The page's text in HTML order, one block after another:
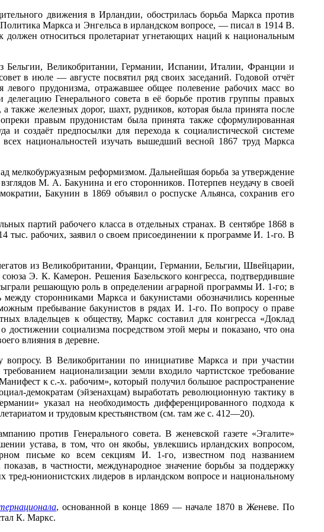
движения в Ирландии, обострилась борьба Маркса против
Маркса и Энгельса в ирландском вопросе, — писал в 1914 В.
относиться пролетариат угнетающих наций к национальным
Бельгии, Великобритании, Германии, Испании, Италии, Франции и
в июле — августе посвятил ряд своих заседаний. Годовой отчёт
прудонизма, отражавшее общее полевение рабочих масс во
Генерального совета в её борьбе против группы правых
железных дорог, шахт, рудников, которая была принята после
правым прудонистам была принята также сформулированная
и создаёт предпосылки для перехода к социалистической системе
национальностей изучать вышедший весной 1867 труд Маркса
мелкобуржуазным реформизмом. Дальнейшая борьба за утверждение
М. А. Бакунина и его сторонников. Потерпев неудачу в своей
Бакунин в 1869 объявил о роспуске Альянса, сохранив его
партий рабочего класса в отдельных странах. В сентябре 1868 в
тыс. рабочих, заявил о своем присоединении к программе И. 1-го. В
из Великобритании, Франции, Германии, Бельгии, Швейцарии,
Э. К. Камерон. Решения Базельского конгресса, подтвердившие
решающую роль в определении аграрной программы И. 1-го; в
сторонниками Маркса и бакунистами обозначились коренные
пребывание бакунистов в рядах И. 1-го. По вопросу о праве
владельцев к обществу, Маркс составил для конгресса «Доклад
достижении социализма посредством этой меры и показано, что она
влияния в деревне.
вопросу. В Великобритании по инициативе Маркса и при участии
национализации земли входило чартистское требование
к с.-х. рабочим», который получил большое распространение
демократам (эйзенахцам) выработать революционную тактику в
указал на необходимость дифференцированного подхода к
и трудовым крестьянством (см. там же с. 412—20).
против Генерального совета. В женевской газете «Эгалите»
устава, в том, что он якобы, увлекшись ирландских вопросом,
письме ко всем секциям И. 1-го, известном под названием
в частности, международное значение борьбы за поддержку
тред-юнионистских лидеров в ирландском вопросе и национальному
, основанной в конце 1869 — начале 1870 в Женеве. По
К. Маркс.